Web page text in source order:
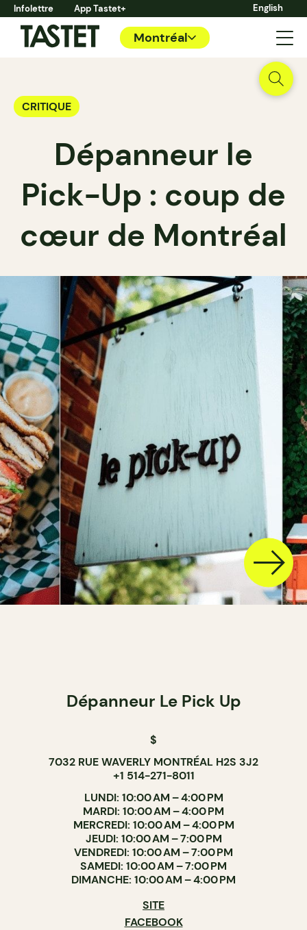
Infolettre App Tastet+ English
Montréal
CRITIQUE
Dépanneur le
Pick-Up : coup de
cœur de Montréal
Dépanneur Le Pick Up
$
7032 RUE WAVERLY MONTRÉAL H2S 3J2
+1 514-271-8011
LUNDI: 10:00 AM – 4:00 PM
MARDI: 10:00 AM – 4:00 PM
MERCREDI: 10:00 AM – 4:00 PM
JEUDI: 10:00 AM – 7:00 PM
VENDREDI: 10:00 AM – 7:00 PM
SAMEDI: 10:00 AM – 7:00 PM
DIMANCHE: 10:00 AM – 4:00 PM
SITE
FACEBOOK